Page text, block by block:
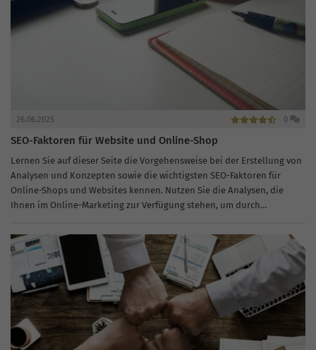
26.06.2025 0
SEO-Faktoren für Website und Online-Shop
Lernen Sie auf dieser Seite die Vorgehensweise bei der Erstellung von
Analysen und Konzepten sowie die wichtigsten SEO-Faktoren für
Online-Shops und Websites kennen. Nutzen Sie die Analysen, die
Ihnen im Online-Marketing zur Verfügung stehen, um durch